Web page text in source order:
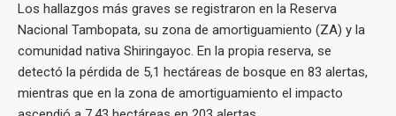
Los hallazgos más graves se registraron en la Reserva
Nacional Tambopata, su zona de amortiguamiento (ZA) y la
comunidad nativa Shiringayoc. En la propia reserva, se
detectó la pérdida de 5,1 hectáreas de bosque en 83 alertas,
mientras que en la zona de amortiguamiento el impacto